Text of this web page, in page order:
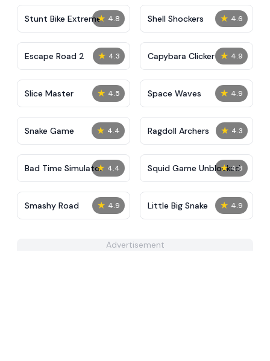
★ 4.8
Stunt Bike Extreme ★ 4.6
Shell Shockers
★ 4.3
Escape Road 2 ★ 4.9
Capybara Clicker
★ 4.5
Slice Master ★ 4.9
Space Waves
★ 4.4
Snake Game ★ 4.3
Ragdoll Archers
★ 4.4
Bad Time Simulator ★ 4.8
Squid Game Unblocked
★ 4.9
Smashy Road ★ 4.9
Little Big Snake
Advertisement